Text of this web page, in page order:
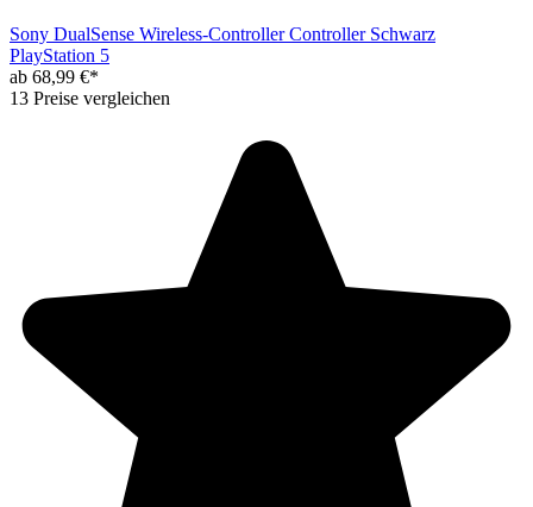
Sony DualSense Wireless-Controller Controller Schwarz
PlayStation 5
ab 68,99 €*
13 Preise vergleichen